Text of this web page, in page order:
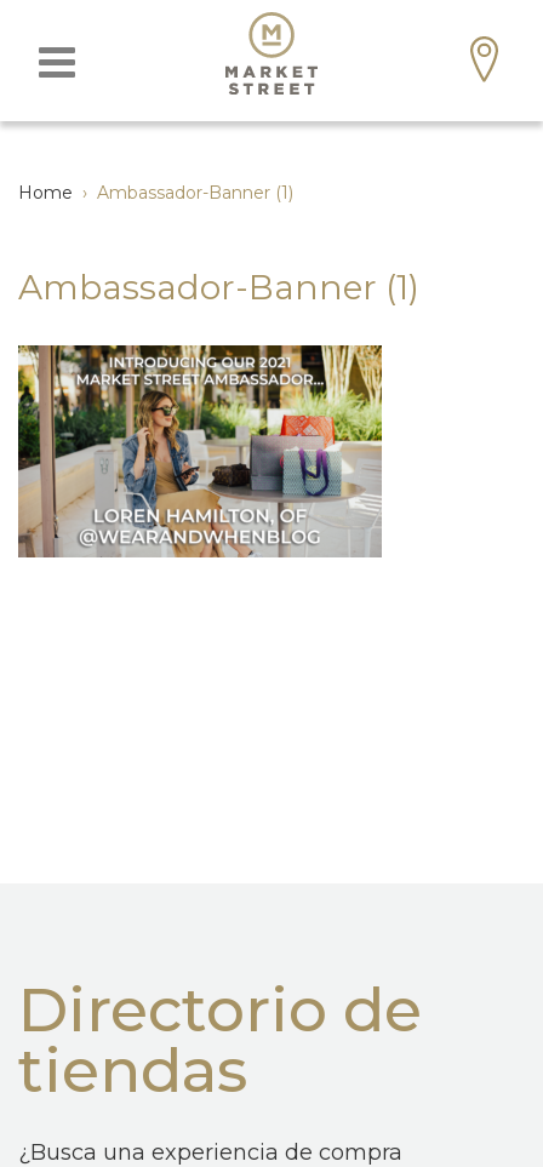
Home › Ambassador-Banner (1)
Ambassador-Banner (1)
Directorio de
tiendas
¿Busca una experiencia de compra